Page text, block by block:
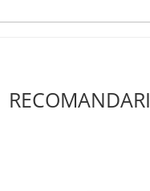
RECOMANDARI